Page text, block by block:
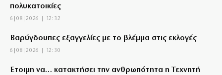
πολυκατοικίες
6|08|2026 | 12:32
Βαρύγδουπες εξαγγελίες με το βλέμμα στις εκλογές
6|08|2026 | 12:30
Έτοιμη να… κατακτήσει την ανθρωπότητα η Τεχνητή